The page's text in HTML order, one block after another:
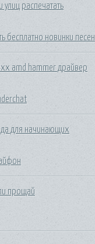
распечатать
бесплатно новинки песен
amd hammer драйвер
для начинающих
прощай